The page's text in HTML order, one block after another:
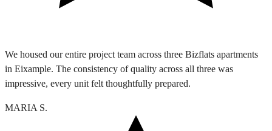
We housed our entire project team across three Bizflats apartments
in Eixample. The consistency of quality across all three was
impressive, every unit felt thoughtfully prepared.
MARIA S.